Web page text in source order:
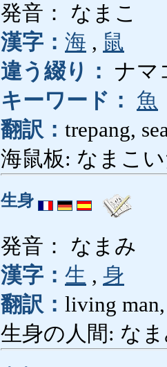
発音： なまこ
漢字： 海 , 鼠
違う綴り：
ナマ
キーワード：
魚
翻訳： trepang,
海鼠板: なまこい
生身
発音： なまみ
漢字： 生 , 身
翻訳： living
生身の人間: な